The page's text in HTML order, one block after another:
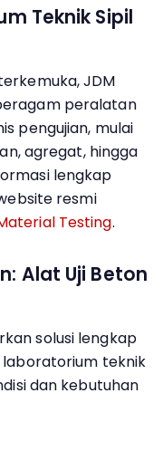
Teknik Sipil
JDM
peralatan
pengujian, mulai
agregat, hingga
lengkap
resmi
Testing.
Alat Uji Beton
solusi lengkap
laboratorium teknik
dan kebutuhan